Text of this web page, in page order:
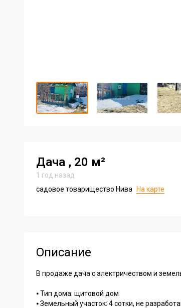
1
of
8
Дача , 20 м²
1 год назад
садовое товарищество Нива
На карте
Описание
В продаже дача с электричеством и
⦁ Тип дома: щитовой дом
⦁ Земельный участок: 4 сотки, не